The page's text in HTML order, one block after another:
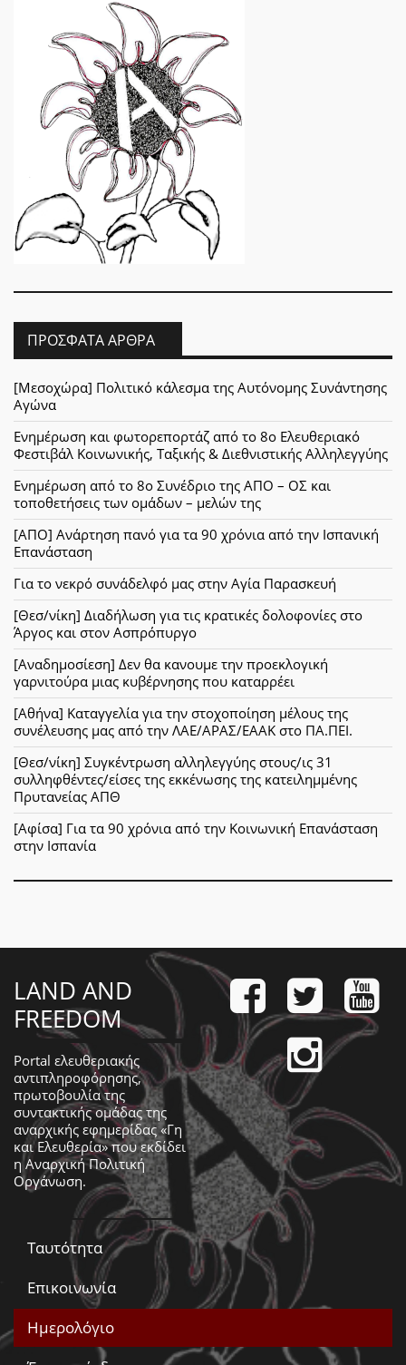
ΠΡΌΣΦΑΤΑ ΆΡΘΡΑ
[Μεσοχώρα] Πολιτικό κάλεσμα της Αυτόνομης Συνάντησης
Αγώνα
Ενημέρωση και φωτορεπορτάζ από το 8ο Ελευθεριακό
Φεστιβάλ Κοινωνικής, Ταξικής & Διεθνιστικής Αλληλεγγύης
Ενημέρωση από το 8ο Συνέδριο της ΑΠΟ – ΟΣ και
τοποθετήσεις των ομάδων – μελών της
[ΑΠΟ] Ανάρτηση πανό για τα 90 χρόνια από την Ισπανική
Επανάσταση
Για το νεκρό συνάδελφό μας στην Αγία Παρασκευή
[Θεσ/νίκη] Διαδήλωση για τις κρατικές δολοφονίες στο
Άργος και στον Ασπρόπυργο
[Αναδημοσίεση] Δεν θα κανουμε την προεκλογική
γαρνιτούρα μιας κυβέρνησης που καταρρέει
[Αθήνα] Καταγγελία για την στοχοποίηση μέλους της
συνέλευσης μας από την ΛΑΕ/ΑΡΑΣ/ΕΑΑΚ στο ΠΑ.ΠΕΙ.
[Θεσ/νίκη] Συγκέντρωση αλληλεγγύης στους/ις 31
συλληφθέντες/είσες της εκκένωσης της κατειλημμένης
Πρυτανείας ΑΠΘ
[Αφίσα] Για τα 90 χρόνια από την Κοινωνική Επανάσταση
στην Ισπανία
LAND AND
FREEDOM
Portal ελευθεριακής
αντιπληροφόρησης,
πρωτοβουλία της
συντακτικής ομάδας της
αναρχικής εφημερίδας «Γη
και Ελευθερία» που εκδίδει
ηΑναρχική Πολιτική
Οργάνωση.
Ταυτότητα
Επικοινωνία
Ημερολόγιο